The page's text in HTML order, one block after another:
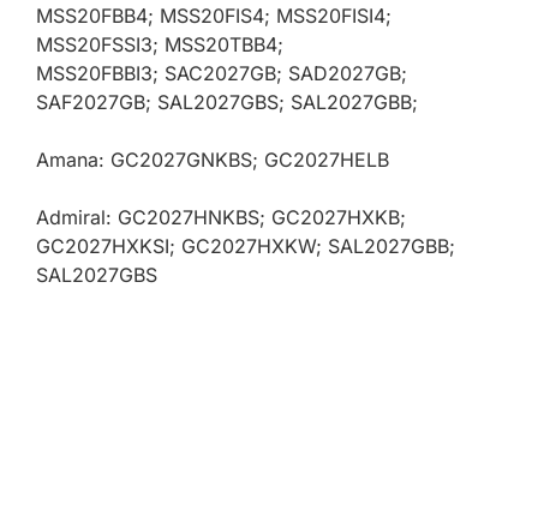
MSS20FBB4; MSS20FIS4; MSS20FISI4;
MSS20FSSI3; MSS20TBB4;
MSS20FBBI3; SAC2027GB; SAD2027GB;
SAF2027GB; SAL2027GBS; SAL2027GBB;
Amana: GC2027GNKBS; GC2027HELB
Admiral: GC2027HNKBS; GC2027HXKB;
GC2027HXKSI; GC2027HXKW; SAL2027GBB;
SAL2027GBS